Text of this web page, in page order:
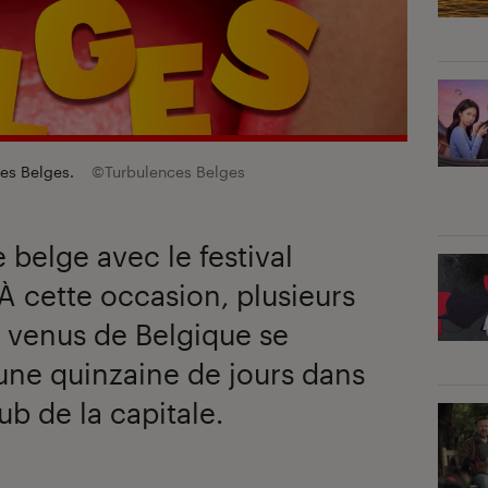
Belges. ©Turbulences Belges
belge avec le festival
cette occasion, plusieurs
de Belgique se
quinzaine de jours dans
de la capitale.